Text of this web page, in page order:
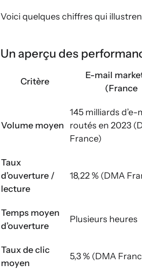
Voici quelques chiffres qui
Un aperçu des
Critère
E-mail
(France
Volume moyen
145 milliards d’e-
routés en 2023
France)
Taux
d’ouverture /
lecture
18,22 % (DMA
Temps moyen
d’ouverture
Plusieurs heures
Taux de clic
moyen
5,3 % (DMA